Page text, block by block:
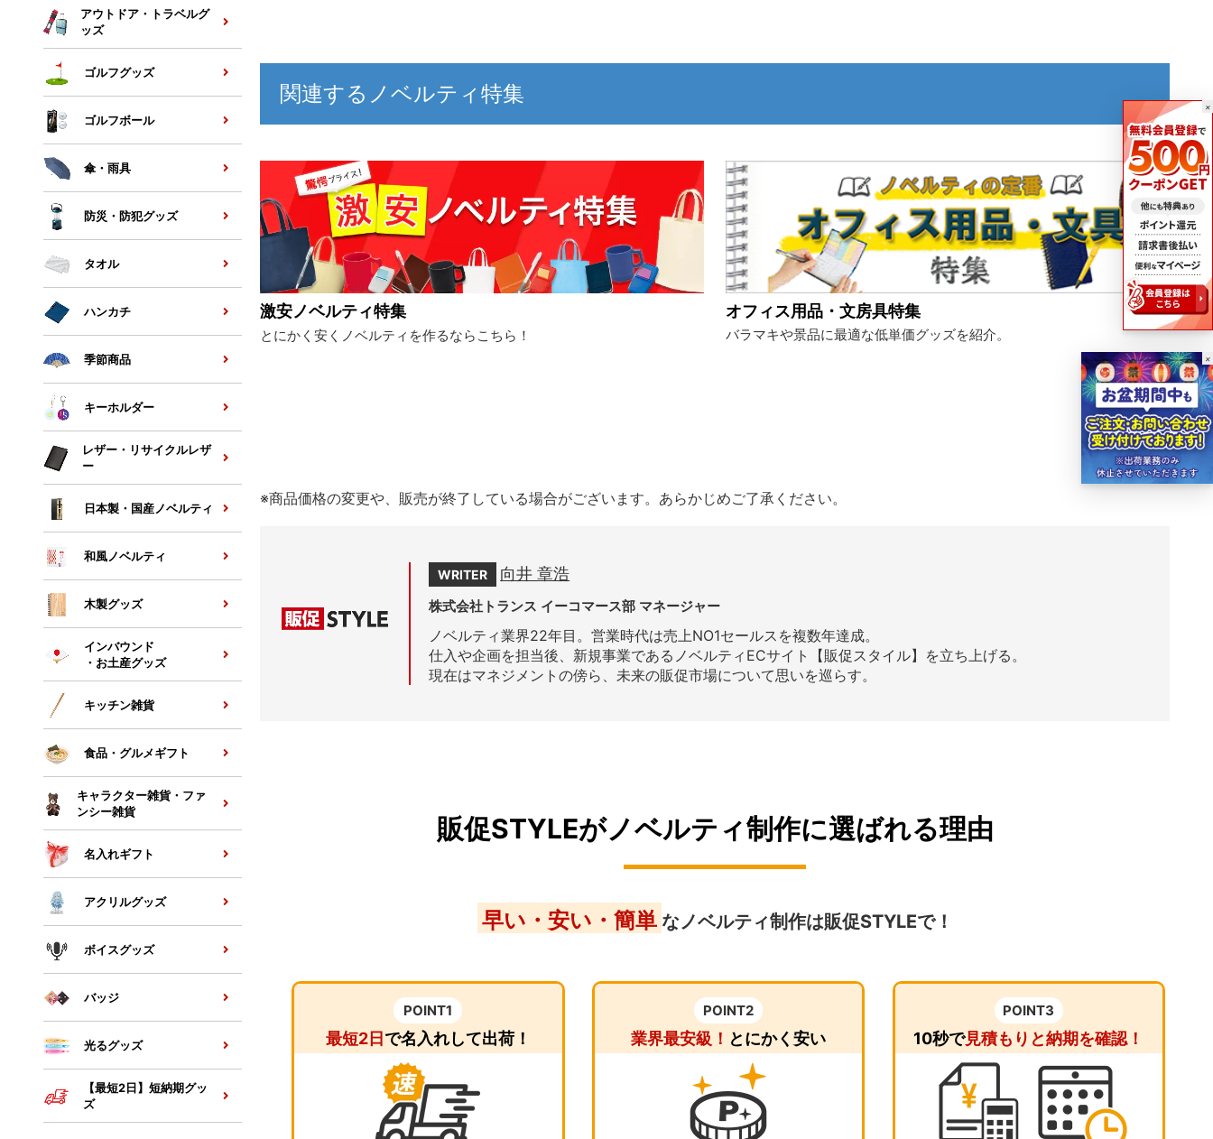
関連するノベルティ特集
激安ノベルティ特集
とにかく安くノベルティを作るならこちら！
オフィス用品・文房具特集
バラマキや景品に最適な低単価グッズを紹介。
※商品価格の変更や、販売が終了している場合がございます。あらかじめご了承ください。
WRITER 向井 章浩
株式会社トランス イーコマース部 マネージャー
ノベルティ業界22年目。営業時代は売上NO1セールスを複数年達成。
仕入や企画を担当後、新規事業であるノベルティECサイト【販促スタイル】を立ち上げる。
現在はマネジメントの傍ら、未来の販促市場について思いを巡らす。
販促STYLEがノベルティ制作に選ばれる理由
早い・安い・簡単 なノベルティ制作は販促STYLEで！
POINT1
最短2日 で名入れして出荷！
POINT2
業界最安級！ とにかく安い
POINT3
10秒で見積もりと納期を確認！
アウトドア・トラベルグ
ッズ
ゴルフグッズ
ゴルフボール
傘・雨具
防災・防犯グッズ
タオル
ハンカチ
季節商品
キーホルダー
レザー・リサイクルレザ
ー
日本製・国産ノベルティ
和風ノベルティ
木製グッズ
インバウンド
・お土産グッズ
キッチン雑貨
食品・グルメギフト
キャラクター雑貨・ファ
ンシー雑貨
名入れギフト
アクリルグッズ
ボイスグッズ
バッジ
光るグッズ
【最短2日】短納期グッ
ズ
×
×